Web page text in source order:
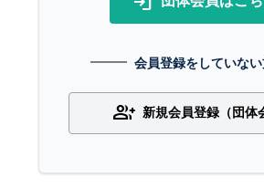
会員登録をしていな
group_add 新規会員登録（団体